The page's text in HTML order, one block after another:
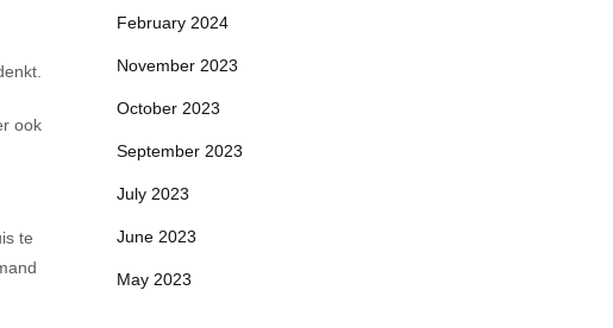
ook
te
February 2024
November 2023
October 2023
September 2023
July 2023
June 2023
May 2023